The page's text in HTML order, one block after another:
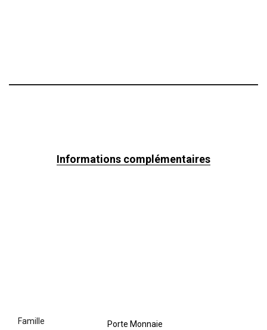
Informations complémentaires
famille Porte Monnaie